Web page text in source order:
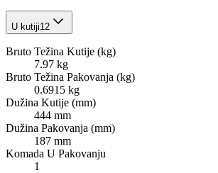
U kutiji12
Bruto Težina Kutije (kg)
7.97 kg
Bruto Težina Pakovanja (kg)
0.6915 kg
Dužina Kutije (mm)
444 mm
Dužina Pakovanja (mm)
187 mm
Komada U Pakovanju
1